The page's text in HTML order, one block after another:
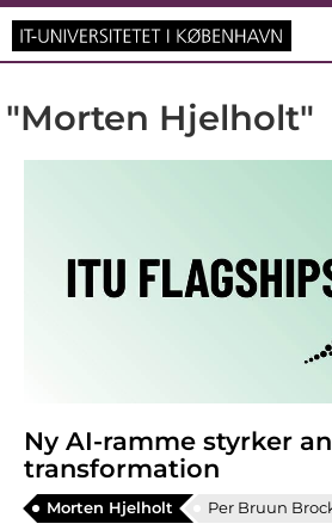
"Morten Hjelholt"
Ny AI‑ramme styrker
transformation
Morten Hjelholt Per Bruun